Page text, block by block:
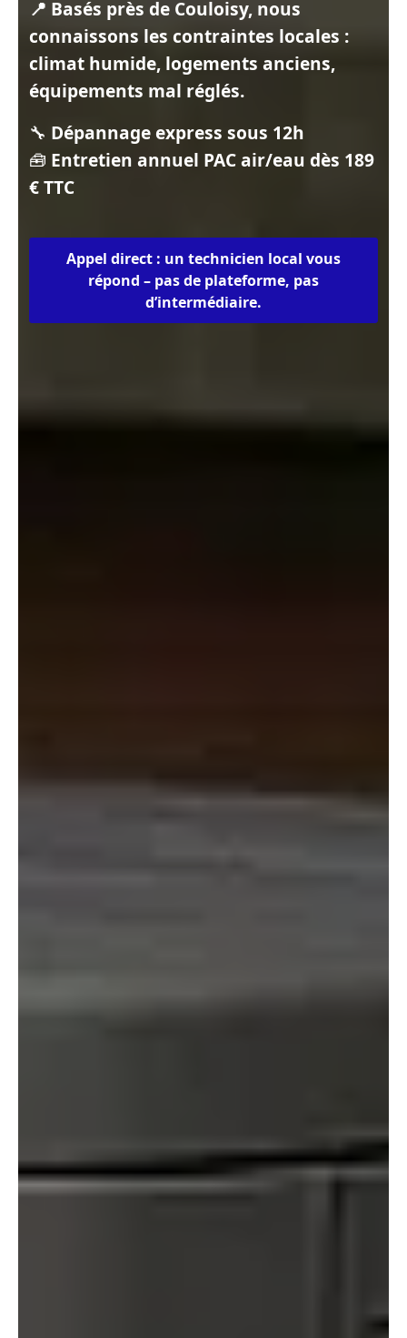
📍 Basés près de Couloisy, nous
connaissons les contraintes locales :
climat humide, logements anciens,
équipements mal réglés.
🔧 Dépannage express sous 12h
🧰 Entretien annuel PAC air/eau dès 189
€ TTC
Appel direct : un technicien local vous
répond – pas de plateforme, pas
d’intermédiaire.